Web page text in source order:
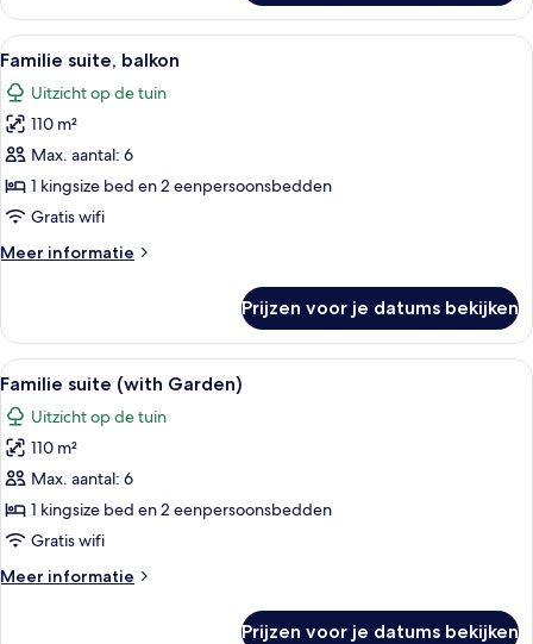
villa
(Beach
Pool)
Alle
foto's
voor
Familie
suite,
balkon
laden
Een kamer met een glazen deur die
7
Familie suite, balkon
Uitzicht op de tuin
110 m²
Max. aantal: 6
1 kingsize bed en 2 eenpersoonsbedden
Gratis wifi
Meer informatie
Meer
suite,
balkon
Prijzen voor je datums bekijken
Alle
foto's
voor
Familie
suite
(with
Garden)
Een hotelkamer met een bed, twee
5
Familie suite (with Garden)
Uitzicht op de tuin
110 m²
Max. aantal: 6
1 kingsize bed en 2 eenpersoonsbedden
Gratis wifi
Meer informatie
Meer
Prijzen voor je datums bekijken